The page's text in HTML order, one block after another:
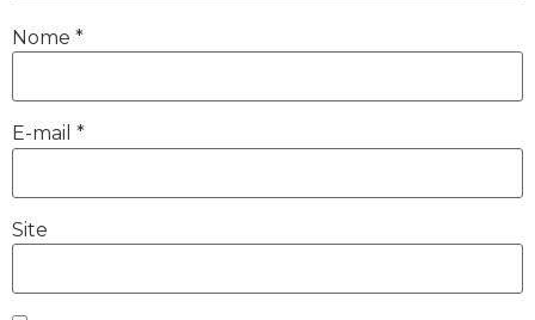
Nome *
E-mail *
Site